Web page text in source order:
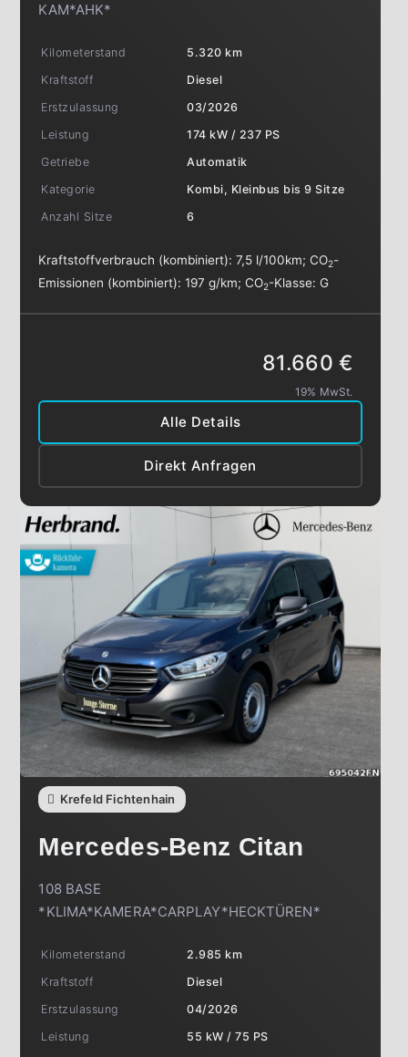
KAM*AHK*
Kilometerstand
5.320 km
Kraftstoff
Diesel
Erstzulassung
03/2026
Leistung
174 kW / 237 PS
Getriebe
Automatik
Kategorie
Kombi, Kleinbus bis 9 Sitze
Anzahl Sitze
6
Kraftstoffverbrauch (kombiniert):7,5 l/100km;CO2-
Emissionen (kombiniert):197 g/km;CO2-Klasse:G
Alle Details
Direkt Anfragen
81.660 €
19% MwSt.
Krefeld Fichtenhain
Mercedes-Benz Citan
108 BASE
*KLIMA*KAMERA*CARPLAY*HECKTÜREN*
Kilometerstand
2.985 km
Kraftstoff
Diesel
Erstzulassung
04/2026
Leistung
55 kW / 75 PS